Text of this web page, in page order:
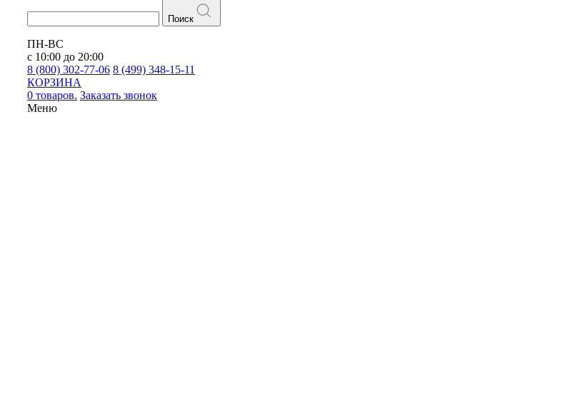
Поиск
ПН-ВС
с 10:00 до 20:00
8 (800) 302-77-06 8 (499) 348-15-11
КОРЗИНА
0 товаров. Заказать звонок
Меню